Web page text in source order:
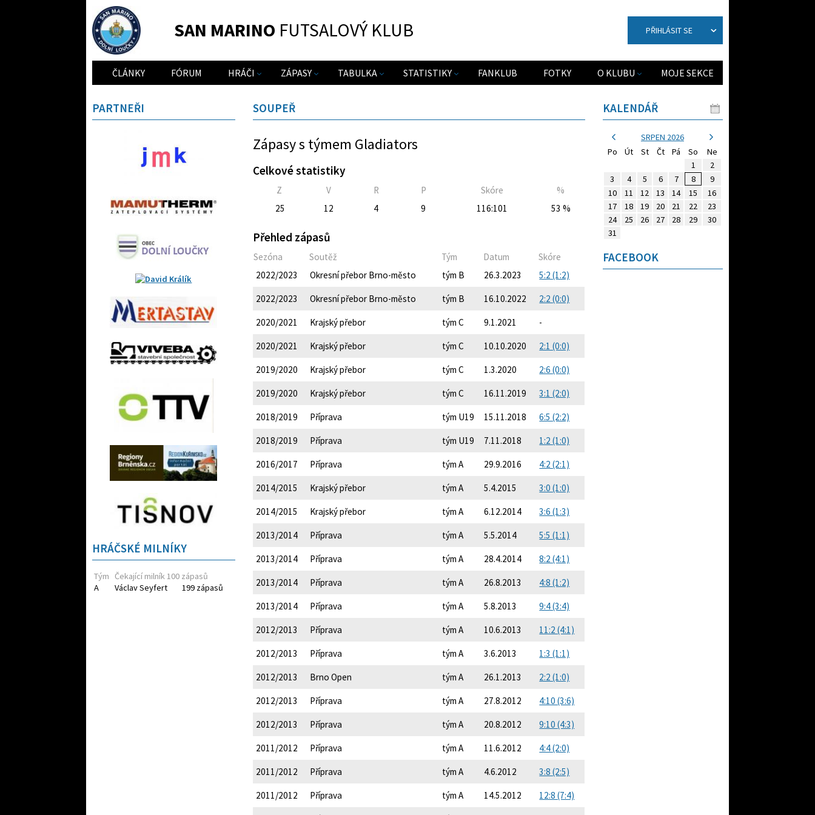
SAN MARINO FUTSALOVÝ KLUB PŘIHLÁSIT SE
ČLÁNKY FÓRUM HRÁČI ZÁPASY TABULKA STATISTIKY FANKLUB FOTKY O KLUBU MOJE SEKCE
SOUPEŘ
Zápasy s týmem Gladiators
Celkové statistiky
Z V R P Skóre
%
25
12 4 9 116:101 53 %
Přehled zápasů
Sezóna Soutěž Tým Datum
Skóre
2022/2023
Okresní přebor Brno-město tým B 26.3.2023 5:2 (1:2)
2022/2023 Okresní přebor Brno-město tým B 16.10.2022 2:2 (0:0)
2020/2021 Krajský přebor tým C 9.1.2021 -
2020/2021 Krajský přebor tým C 10.10.2020 2:1 (0:0)
2019/2020 Krajský přebor tým C 1.3.2020 2:6 (0:0)
2019/2020 Krajský přebor tým C 16.11.2019 3:1 (2:0)
2018/2019 Příprava tým U19 15.11.2018 6:5 (2:2)
2018/2019 Příprava tým U19 7.11.2018 1:2 (1:0)
2016/2017 Příprava tým A 29.9.2016 4:2 (2:1)
2014/2015 Krajský přebor tým A 5.4.2015 3:0 (1:0)
2014/2015 Krajský přebor tým A 6.12.2014 3:6 (1:3)
2013/2014 Příprava tým A 5.5.2014 5:5 (1:1)
2013/2014 Příprava tým A 28.4.2014 8:2 (4:1)
2013/2014 Příprava tým A 26.8.2013 4:8 (1:2)
2013/2014 Příprava tým A 5.8.2013 9:4 (3:4)
2012/2013 Příprava tým A 10.6.2013 11:2 (4:1)
2012/2013 Příprava tým A 3.6.2013 1:3 (1:1)
2012/2013 Brno Open tým A 26.1.2013 2:2 (1:0)
2012/2013 Příprava tým A 27.8.2012 4:10 (3:6)
2012/2013 Příprava tým A 20.8.2012 9:10 (4:3)
2011/2012 Příprava tým A 11.6.2012 4:4 (2:0)
2011/2012 Příprava tým A 4.6.2012 3:8 (2:5)
2011/2012 Příprava tým A 14.5.2012 12:8 (7:4)
PARTNEŘI
HRÁČSKÉ MILNÍKY
Tým Čekající milník 100 zápasů
A
Václav Seyfert 199 zápasů
KALENDÁŘ
SRPEN 2026
Po
Út St Čt Pá So
Ne
1
2
3
4 5 6 7 8
9
10
11 12 13 14 15
16
17
18 19 20 21 22
23
24
25 26 27 28 29
30
31
FACEBOOK